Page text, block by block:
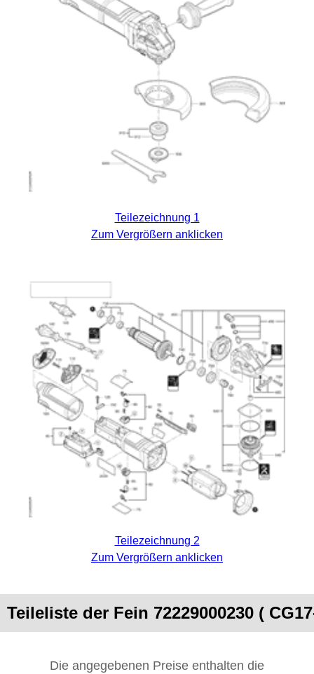
Teilezeichnung 1
Zum Vergrößern anklicken
Teilezeichnung 2
Zum Vergrößern anklicken
Teileliste der Fein 72229000230 (
Die angegebenen Preise enthalten die